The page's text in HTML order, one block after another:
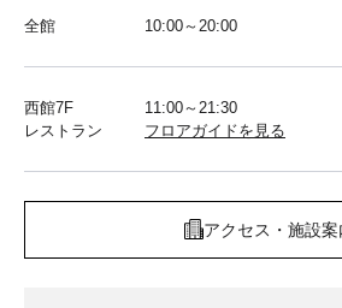
全館 10:00～20:00
西館7F
レストラン
11:00～21:30
フロアガイドを見る
アクセス・施設案